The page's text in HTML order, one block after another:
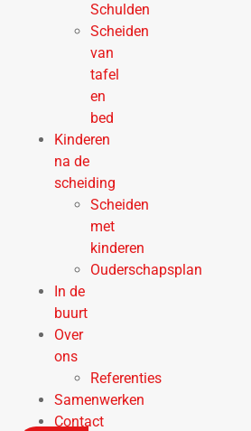
Schulden
Scheiden
van
tafel
en
bed
Kinderen
na de
scheiding
Scheiden
met
kinderen
Ouderschapsplan
In de
buurt
Over
ons
Referenties
Samenwerken
Contact